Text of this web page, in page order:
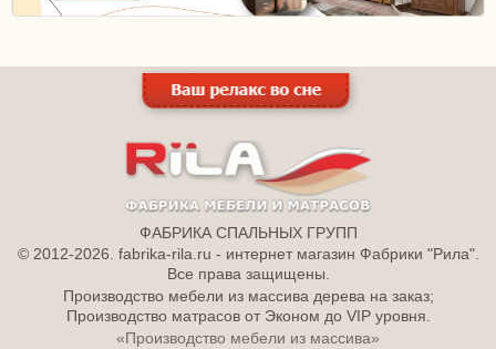
ФАБРИКА СПАЛЬНЫХ ГРУПП
© 2012-2026. fabrika-rila.ru - интернет магазин Фабрики "Рила".
Все права защищены.
Производство мебели из массива дерева на заказ;
Производство матрасов от Эконом до VIP уровня.
«Производство мебели из массива»